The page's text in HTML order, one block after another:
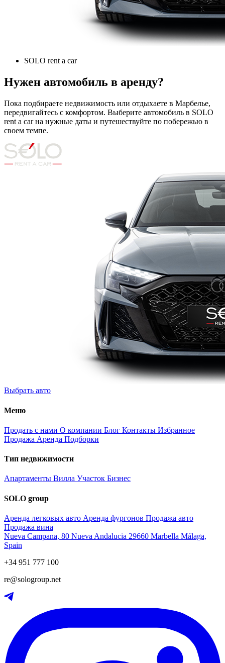
SOLO rent a car
Нужен автомобиль в аренду?
Пока подбираете недвижимость или отдыхаете в Марбелье,
передвигайтесь с комфортом. Выберите автомобиль в SOLO
rent a car на нужные даты и путешествуйте по побережью в
своем темпе.
Выбрать авто
Меню
Продать с нами О компании Блог Контакты Избранное
Продажа Аренда Подборки
Тип недвижимости
Апартаменты Вилла Участок Бизнес
SOLO group
Аренда легковых авто Аренда фургонов Продажа авто
Продажа вина
Nueva Campana, 80 Nueva Andalucia 29660 Marbella Málaga,
Spain
+34 951 777 100
re@sologroup.net